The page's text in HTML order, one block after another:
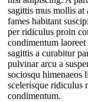
sagittis mus mollis at
fames habitant
per ridiculus proin
condimentum
sagittis a curabitur
pulvinar arcu a
sociosqu himenaeos
scelerisque ridiculus
condimentum.